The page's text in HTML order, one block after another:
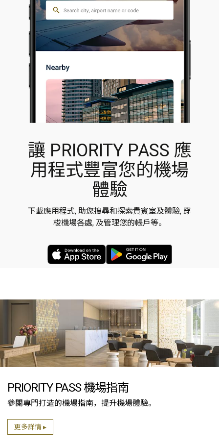
讓 PRIORITY PASS 應
用程式豐富您的機場
體驗
下載應用程式, 助您搜尋和探索貴賓室及體驗, 穿
梭機場各處, 及管理您的帳戶等。
PRIORITY PASS 機場指南
參閱專門打造的機場指南，提升機場體驗。
更多詳情 ▸